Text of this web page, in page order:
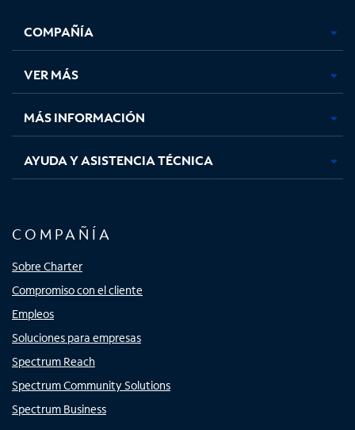
abre
en
pestaña
nueva
abre
en
pestaña
nueva
abre
en
pestaña
nueva
en
nueva
COMPAÑÍA
VER MÁS
MÁS INFORMACIÓN
AYUDA Y ASISTENCIA TÉCNICA
COMPAÑÍA
Sobre Charter
Compromiso con el cliente
Empleos
Soluciones para empresas
Spectrum Reach
Spectrum Community Solutions
Spectrum Business